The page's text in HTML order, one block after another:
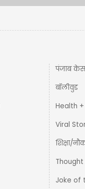
पंजाब
बॉलीवुड
Health +
Viral
शिक्षा/
Joke of